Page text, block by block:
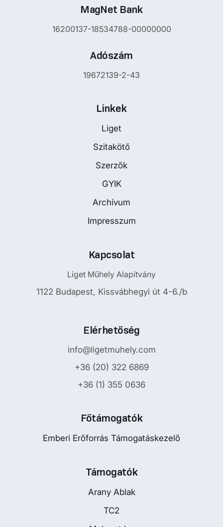
MagNet Bank
16200137-18534788-00000000
Adószám
19672139-2-43
Linkek
Liget
Szitakötő
Szerzők
GYIK
Archívum
Impresszum
Kapcsolat
Liget Műhely Alapítvány
1122 Budapest, Kissvábhegyi út 4-6./b
Elérhetőség
info@ligetmuhely.com
+36 (20) 322 6869
+36 (1) 355 0636
Főtámogatók
Emberi Erőforrás Támogatáskezelő
Támogatók
Arany Ablak
TC2